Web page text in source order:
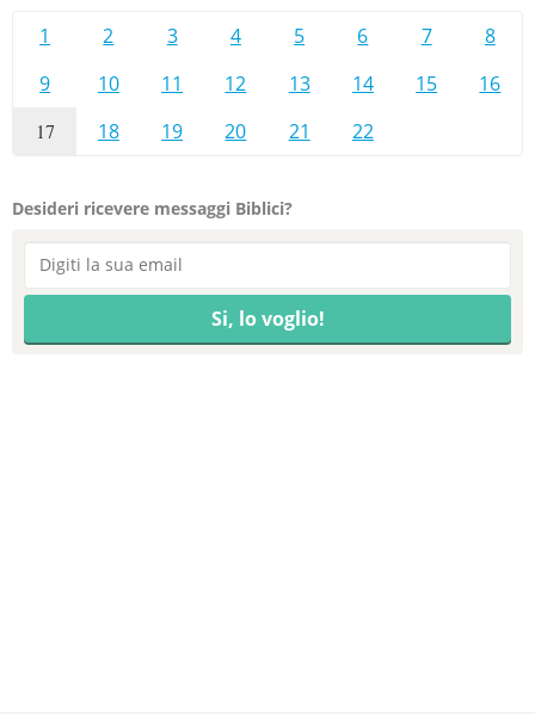
1 2 3 4 5 6 7
8
9
10 11 12 13 14 15 16
17 18 19 20 21 22
Desideri ricevere messaggi Biblici?